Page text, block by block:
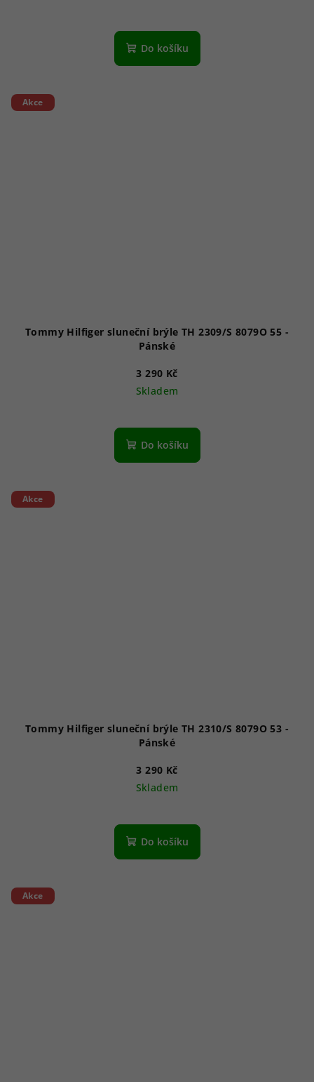
Do košíku
Akce
Tommy Hilfiger sluneční brýle TH 2309/S 8079O 55 -
Pánské
3 290 Kč
Skladem
Do košíku
Akce
Tommy Hilfiger sluneční brýle TH 2310/S 8079O 53 -
Pánské
3 290 Kč
Skladem
Do košíku
Akce